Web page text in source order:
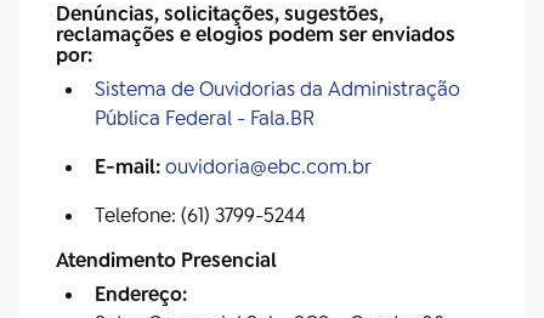
Denúncias, solicitações, sugestões,
reclamações e elogios podem ser enviados
por:
Sistema de Ouvidorias da Administração
Pública Federal - Fala.BR
E-mail:ouvidoria@ebc.com.br
Telefone: (61) 3799-5244
Atendimento Presencial
Endereço: